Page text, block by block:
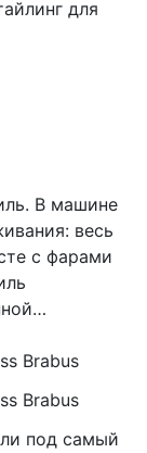
для
В машине
весь
с фарами
Brabus
Brabus
под самый